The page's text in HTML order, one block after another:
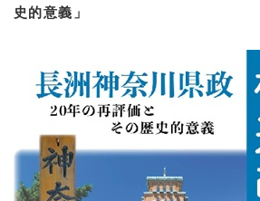
史的意義」